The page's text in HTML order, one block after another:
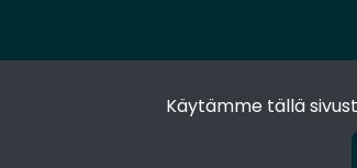
Käytämme tällä